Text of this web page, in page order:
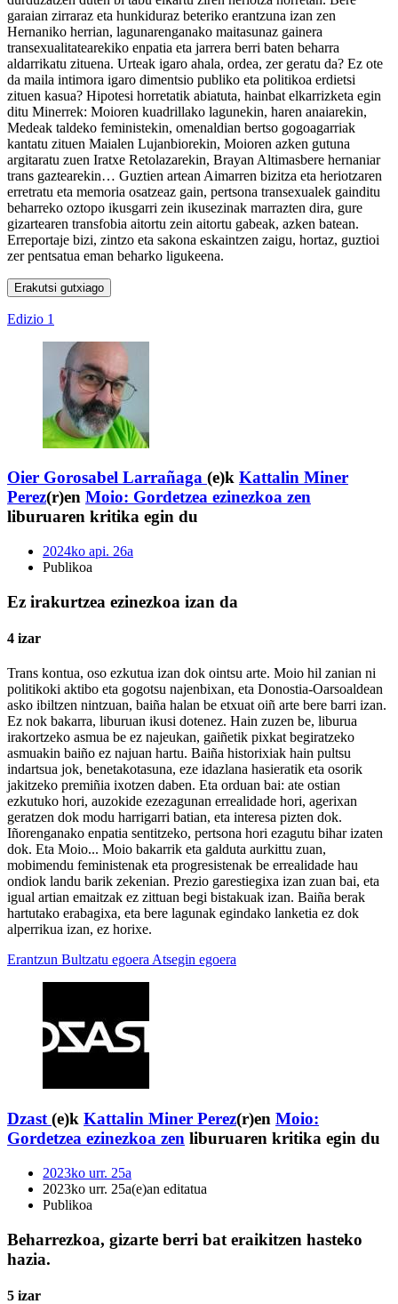
garaian zirraraz eta hunkiduraz beteriko erantzuna izan zen
Hernaniko herrian, lagunarenganako maitasunaz gainera
transexualitatearekiko enpatia eta jarrera berri baten beharra
aldarrikatu zituena. Urteak igaro ahala, ordea, zer geratu da? Ez ote
da maila intimora igaro dimentsio publiko eta politikoa erdietsi
zituen kasua? Hipotesi horretatik abiatuta, hainbat elkarrizketa egin
ditu Minerrek: Moioren kuadrillako lagunekin, haren anaiarekin,
Medeak taldeko feministekin, omenaldian bertso gogoagarriak
kantatu zituen Maialen Lujanbiorekin, Moioren azken gutuna
argitaratu zuen Iratxe Retolazarekin, Brayan Altimasbere hernaniar
trans gaztearekin… Guztien artean Aimarren bizitza eta heriotzaren
erretratu eta memoria osatzeaz gain, pertsona transexualek gainditu
beharreko oztopo ikusgarri zein ikusezinak marrazten dira, gure
gizartearen transfobia aitortu zein aitortu gabeak, azken batean.
Erreportaje bizi, zintzo eta sakona eskaintzen zaigu, hortaz, guztioi
zer pentsatua eman beharko ligukeena.
Erakutsi gutxiago
Edizio 1
Oier Gorosabel Larrañaga (e)k Kattalin Miner
Perez(r)en Moio: Gordetzea ezinezkoa zen
liburuaren kritika egin du
2024ko api. 26a
Publikoa
Ez irakurtzea ezinezkoa izan da
4 izar
Trans kontua, oso ezkutua izan dok ointsu arte. Moio hil zanian ni
politikoki aktibo eta gogotsu najenbixan, eta Donostia-Oarsoaldean
asko ibiltzen nintzuan, baiña halan be etxuat oiñ arte bere barri izan.
Ez nok bakarra, liburuan ikusi dotenez. Hain zuzen be, liburua
irakortzeko asmua be ez najeukan, gaiñetik pixkat begiratzeko
asmuakin baiño ez najuan hartu. Baiña historixiak hain pultsu
indartsua jok, benetakotasuna, eze idazlana hasieratik eta osorik
jakitzeko premiñia ixotzen daben. Eta orduan bai: ate ostian
ezkutuko hori, auzokide ezezagunan errealidade hori, agerixan
geratzen dok modu harrigarri batian, eta interesa pizten dok.
Iñorenganako enpatia sentitzeko, pertsona hori ezagutu bihar izaten
dok. Eta Moio... Moio bakarrik eta galduta aurkittu zuan,
mobimendu feministenak eta progresistenak be errealidade hau
ondiok landu barik zekenian. Prezio garestiegixa izan zuan bai, eta
igual artian emaitzak ez zittuan begi bistakuak izan. Baiña berak
hartutako erabagixa, eta bere lagunak egindako lanketia ez dok
alperrikua izan, ez horixe.
Erantzun Bultzatu egoera Atsegin egoera
Dzast (e)k Kattalin Miner Perez(r)en Moio:
Gordetzea ezinezkoa zen liburuaren kritika egin du
2023ko urr. 25a
2023ko urr. 25a(e)an editatua
Publikoa
Beharrezkoa, gizarte berri bat eraikitzen hasteko
hazia.
5 izar